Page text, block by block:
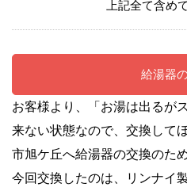
上記全て含め
給湯器
お客様より、「お湯は出るが
来ない状態なので、交換して
市旭ケ丘へ給湯器の交換のた
今回交換したのは、リンナイ